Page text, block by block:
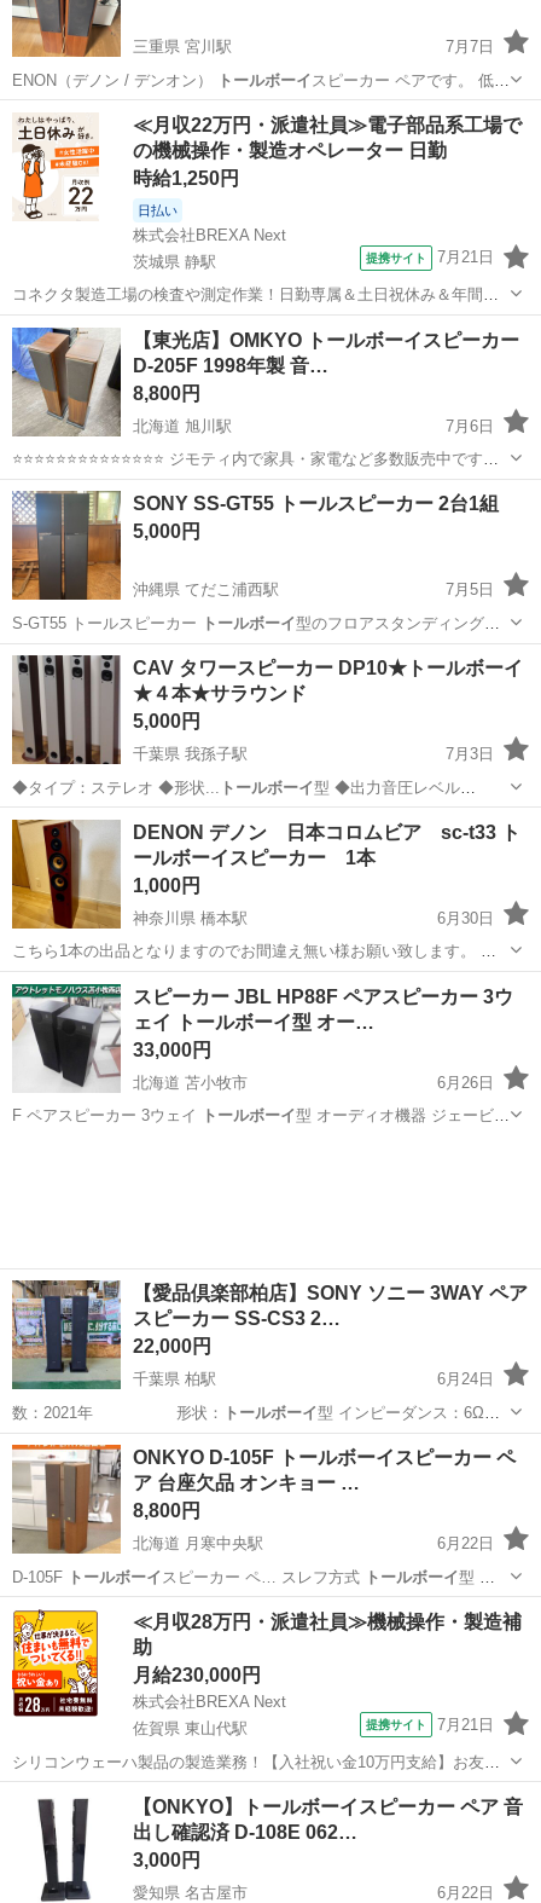
三重県 宮川駅
7月7日
ENON（デノン / デンオン）
トールボーイ スピーカー ペアです。 低音
から…
三重 伊勢市 宮川駅 アンプ DENON
≪月収22万円・派遣社員≫電子部品系工場で
の機械操作・製造オペレーター 日勤
時給1,250円
日払い
株式会社BREXA Next
茨城県 静駅
提携サイト 7月21日
コネクタ製造工場の検査や測定作業！日勤専属＆土日祝休み＆年間休
日128日★クリーンルーム内作業★マイカー通勤OK＆無料駐車場あり
★就業先食堂利用可！日払い制度あり！《茨城県常陸大宮市》 人気の
工場のお仕事 ◇コネクタ製造工...
茨城 常陸大宮市 静駅
【東光店】OMKYO トールボーイスピーカー
D-205F 1998年製 音…
8,800円
北海道 旭川駅
7月6日
⭐⭐⭐⭐⭐⭐⭐⭐⭐⭐⭐⭐⭐⭐ ジモティ内で家具・家電など多数販売中です
⭐⭐⭐⭐⭐⭐⭐⭐⭐⭐⭐⭐⭐⭐ 【商品説明】 動作確認環境がないため未チェッ
ク品です。 中古品の為キズ・汚れあります。 店頭に...
北海道 旭川市 オーディオ
SONY SS-GT55 トールスピーカー 2台1組
5,000円
沖縄県 てだこ浦西駅
7月5日
S-GT55 トールスピーカー
トールボーイ型のフロアスタンディングス
ピーカー…
沖縄 国頭郡 てだこ浦西駅 SONY
CAV タワースピーカー DP10★トールボーイ
★４本★サラウンド
5,000円
千葉県 我孫子駅
7月3日
◆タイプ：ステレオ ◆形状...
トールボーイ型 ◆出力音圧レベル
(2.83V…
千葉 我孫子市 我孫子駅 オーディオ トールボーイ
DENON デノン 日本コロムビア sc-t33 ト
ールボーイスピーカー 1本
1,000円
神奈川県 橋本駅
6月30日
こちら1本の出品となりますのでお間違え無い様お願い致します。 過
去に使用していた物で断捨離のためお譲り致します。 各ユニットの動
作OK ソフトドームツイーターのみ経年劣化のヒビがあります。 こ
のクラスでバイアンプ接続、真鍮...
神奈川 相模原市 トールボーイ
スピーカー JBL HP88F ペアスピーカー 3ウ
ェイ トールボーイ型 オー…
33,000円
北海道 苫小牧市
6月26日
F ペアスピーカー 3ウェイ
トールボーイ型 オーディオ機器 ジェービー
【愛品倶楽部柏店】SONY ソニー 3WAY ペア
スピーカー SS-CS3 2…
22,000円
千葉県 柏駅
6月24日
数：2021年 形状：
トールボーイ型 インピーダンス：6Ω
…
千葉 柏市 オーディオ
ONKYO D-105F トールボーイスピーカー ペ
ア 台座欠品 オンキョー …
8,800円
北海道 月寒中央駅
6月22日
D-105F
トールボーイ スピーカー ペ… スレフ方式 トールボーイ型 ウ
ー…
北海道 札幌市 月寒中央駅 オーディオ トールボーイ
≪月収28万円・派遣社員≫機械操作・製造補
助
月給230,000円
株式会社BREXA Next
佐賀県 東山代駅
提携サイト 7月21日
シリコンウェーハ製品の製造業務！【入社祝い金10万円支給】お友達
やカップルとの応募OK◎年間休日129日＆休出なしでプライベート充
実♪業務はクリーンルームで快適作業◎自社正社員登用制度あり★1食
300円～の格安食堂あり！《佐...
伊万里市 東山代駅
【ONKYO】トールボーイスピーカー ペア 音
出し確認済 D-108E 062…
3,000円
愛知県 名古屋市
6月22日